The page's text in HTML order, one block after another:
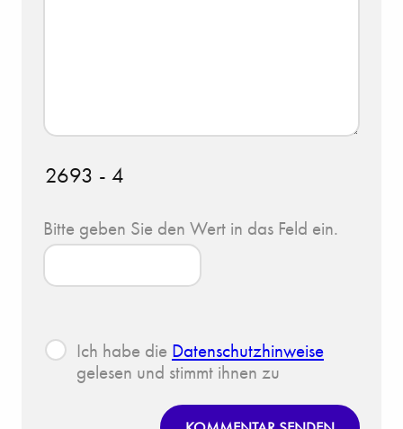
2693 - 4
Bitte geben Sie den Wert in das Feld ein.
Ich habe die Datenschutzhinweise
gelesen und stimmt ihnen zu